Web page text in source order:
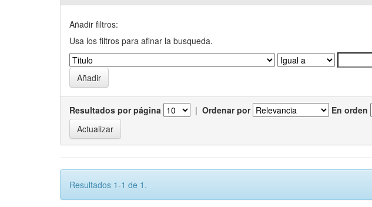
Añadir filtros:
Usa los filtros para afinar la busqueda.
Resultados por página | Ordenar por En orden
Resultados 1-1 de 1.